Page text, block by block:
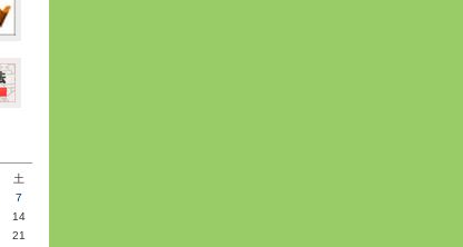
土
7
14
21